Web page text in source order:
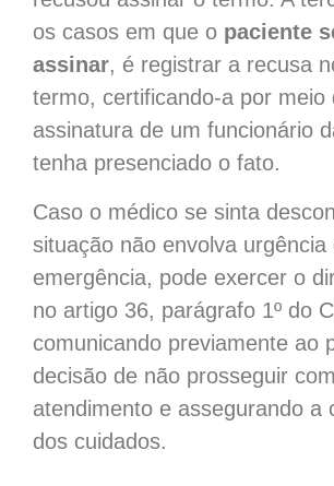
os casos em que o paciente
assinar, é registrar a recusa
termo, certificando-a por meio
assinatura de um funcionário
tenha presenciado o fato.
Caso o médico se sinta
situação não envolva urgência
emergência, pode exercer o
no artigo 36, parágrafo 1º do
comunicando previamente ao
decisão de não prosseguir
atendimento e assegurando a
dos cuidados.